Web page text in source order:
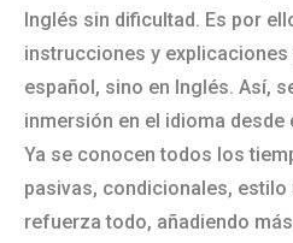
Inglés sin dificultad. Es por
instrucciones y
español, sino en Inglés. Así,
inmersión en el idioma desde
Ya se conocen todos los
pasivas, condicionales,
refuerza todo, añadiendo